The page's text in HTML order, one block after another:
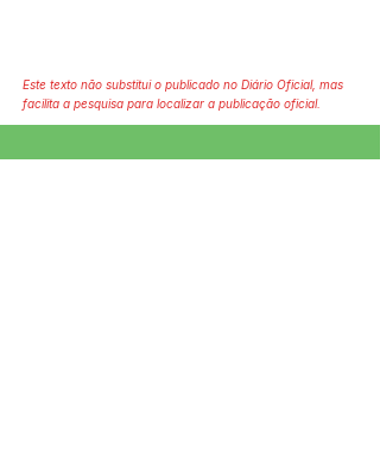
Este texto não substitui o publicado no Diário Oficial, mas
facilita a pesquisa para localizar a publicação oficial.